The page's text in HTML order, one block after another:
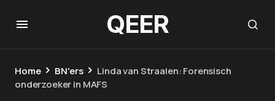
QEER
Home BN'ers
Linda van Straalen: Forensisch
onderzoeker in MAFS